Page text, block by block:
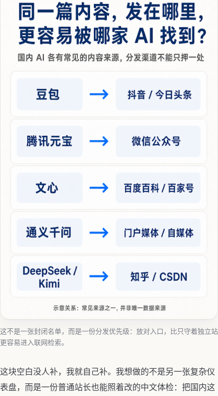
这不是一张封闭名单，而是一份分发优先级：放对入口，比只守着独立站
更容易进入联网检索。
这块空白没人补，我就自己补。我想做的不是另一张复杂仪
表盘，而是一份普通站长也能照着改的中文体检：把国内这